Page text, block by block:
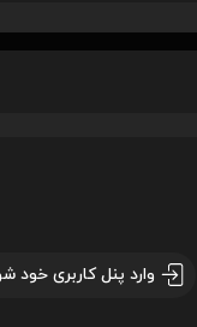
وارد پنل کاربری خود